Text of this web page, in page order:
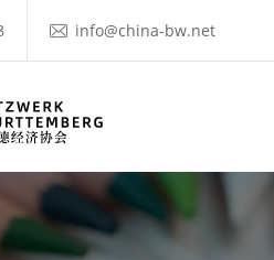
info@china-bw.net